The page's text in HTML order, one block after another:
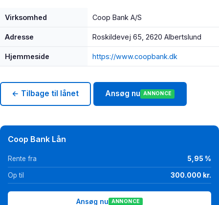
Virksomhed Coop Bank A/S
Adresse Roskildevej 65, 2620 Albertslund
Hjemmeside https://www.coopbank.dk
← Tilbage til lånet Ansøg nu ANNONCE
Coop Bank Lån
Rente fra 5,95 %
Op til 300.000 kr.
Ansøg nu ANNONCE